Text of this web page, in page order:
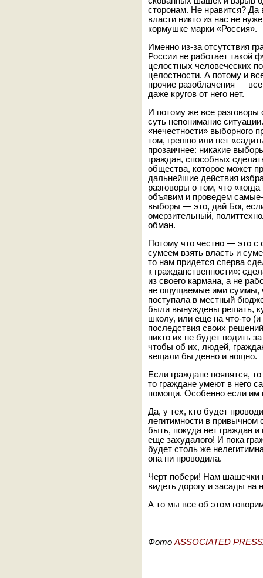
сторонам. Не нравится?
власти никто из нас не
кормушке марки «Россия».
Именно из-за отсутствия
России не работает такой
целостных человеческих
целостности. А потому и
прочие разоблачения —
даже кругов от него нет.
И потому же все
суть непонимание
«нечестности» выборного
том, грешно или нет
прозаичнее: никакие
граждан, способных
общества, которое может
дальнейшие действия
разговоры о том, что
объявим и проведем
выборы — это, дай Бог,
омерзительный,
обман.
Потому что честно — это с
сумеем взять власть и
то нам придется сперва
к гражданственности»:
из своего кармана, а не
не ощущаемые ими суммы,
поступала в местный
были вынуждены решать,
школу, или еще на что-то
последствия своих
никто их не будет водить
чтобы об их, людей,
вещали бы денно и нощно.
Если граждане появятся,
то граждане умеют в него
помощи. Особенно если им
Да, у тех, кто будет
легитимности в
быть, покуда нет граждан и
еще захудалого! И пока
будет столь же
она ни проводила.
Черт побери! Нам шашечки
видеть дорогу и засады на
А то мы все об этом
Фото ASSOCIATED PRESS